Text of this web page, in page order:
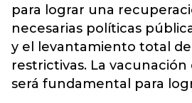
para lograr una
necesarias políticas
y el levantamiento total de
restrictivas. La
será fundamental para